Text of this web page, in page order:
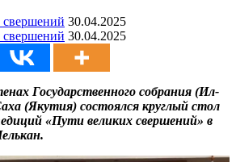
30.04.2025
30.04.2025
Государственного собрания (Ил-
(Якутия) состоялся круглый стол
«Пути великих свершений» в